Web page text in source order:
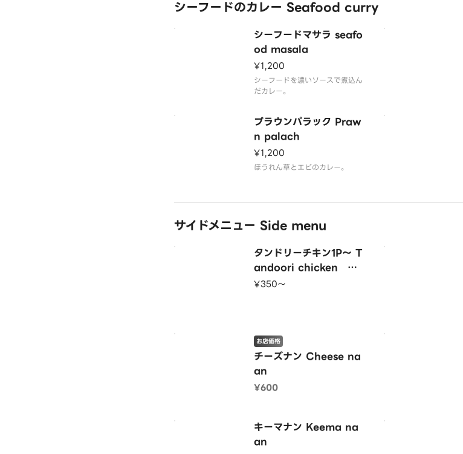
シーフードのカレー Seafood curry
シーフードマサラ seafo
od masala
¥1,200
シーフードを濃いソースで煮込ん
だカレー。
プラウンパラック Praw
n palach
¥1,200
ほうれん草とエビのカレー。
サイドメニュー Side menu
タンドリーチキン1P～ T
andoori chicken １P
～
¥350〜
チーズナン Cheese na
an
お店価格
¥600
キーマナン Keema na
an